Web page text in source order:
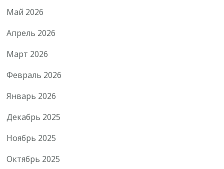
Май 2026
Апрель 2026
Март 2026
Февраль 2026
Январь 2026
Декабрь 2025
Ноябрь 2025
Октябрь 2025